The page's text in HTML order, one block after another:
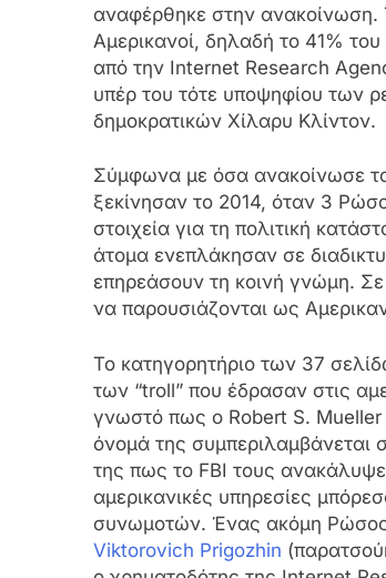
αναφέρθηκε στην ανακοίνωση.
Αμερικανοί, δηλαδή το 41%
από την Internet Research
υπέρ του τότε υποψηφίου των
δημοκρατικών Χίλαρυ Κλίντον.
Σύμφωνα με όσα ανακοίνωσε
ξεκίνησαν το 2014, όταν 3
στοιχεία για τη πολιτική
άτομα ενεπλάκησαν σε
επηρεάσουν τη κοινή γνώμη.
να παρουσιάζονται ως
Το κατηγορητήριο των 37
των “troll” που έδρασαν στις
γνωστό πως ο Robert S. Mueller
όνομά της συμπεριλαμβάνεται
της πως το FBI τους ανακάλυψε
αμερικανικές υπηρεσίες
συνωμοτών. Ένας ακόμη Ρώσος
Viktorovich Prigozhin